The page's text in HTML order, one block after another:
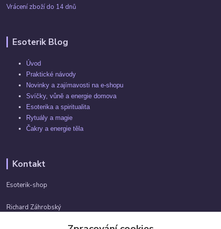
Vrácení zboží do 14 dnů
Esoterik Blog
Úvod
Praktické návody
Novinky a zajímavosti na e-shopu
Svíčky, vůně a energie domova
Esoterika a spiritualita
Rytuály a magie
Čakry a energie těla
Kontakt
Esoterik-shop
Richard Záhrobský